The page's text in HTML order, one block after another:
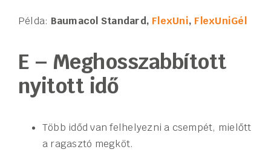
Példa: Baumacol Standard, FlexUni, FlexUniGél
E – Meghosszabbított
nyitott idő
Több időd van felhelyezni a csempét, mielőtt
a ragasztó megköt.